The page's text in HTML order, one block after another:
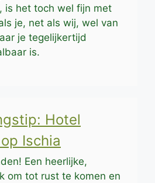
is het toch wel fijn met
je, net als wij, wel van
je tegelijkertijd
is.
Hotel
Ischia
Een heerlijke,
om tot rust te komen en